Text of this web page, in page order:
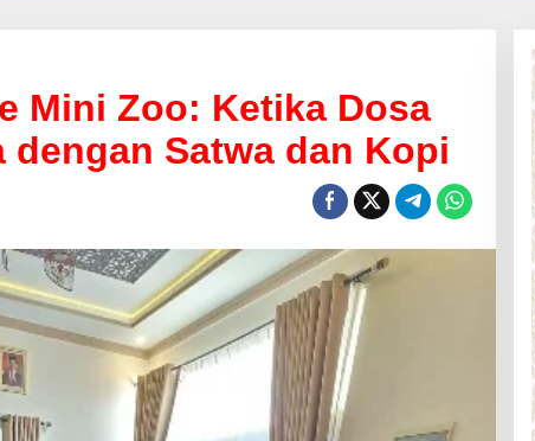
Mini Zoo: Ketika Dosa
Satwa dan Kopi